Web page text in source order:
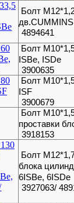
Болт
4894641
Болт
ISBe, ISDe
3900635
Болт
ISF
3900679
Болт
проставки
3918153
Болт
блока
6ISBe, 6ISDe
3927063/